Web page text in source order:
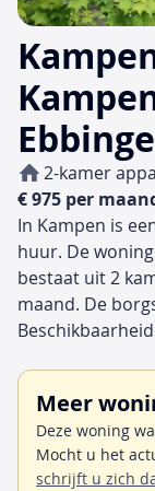
2-kamer
€ 975 per
In Kampen is
huur. De
bestaat uit 2
maand. De
Meer
Deze woning
Mocht u het
schrijft u zich